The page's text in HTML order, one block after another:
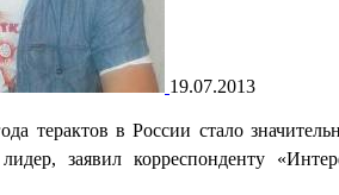
19.07.2013
терактов в России стало
заявил корреспонденту